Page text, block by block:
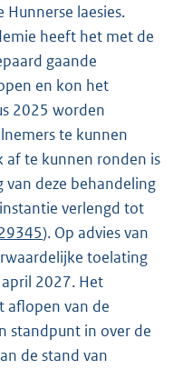
laesies.
heeft het met de
gaande
en kon het
2025 worden
te kunnen
af te kunnen ronden is
deze behandeling
verlengd tot
). Op advies van
toelating
2027. Het
aflopen van de
standpunt in over de
de stand van